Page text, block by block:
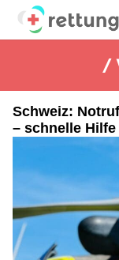
Ⳇ
Schweiz:
– schnelle